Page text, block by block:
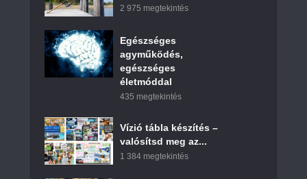
2 975 megtekintés
Egészséges
agyműködés,
egészséges
életmóddal
435 megtekintés
Vízió tábla készítés –
valósítsd meg az...
1 384 megtekintés